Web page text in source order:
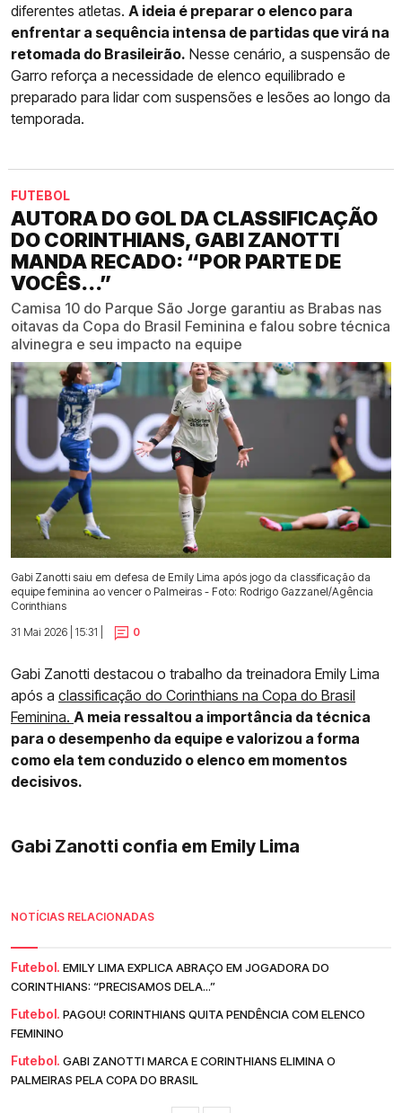
diferentes atletas. A ideia é preparar o elenco para
enfrentar a sequência intensa de partidas que virá na
retomada do Brasileirão. Nesse cenário, a suspensão de
Garro reforça a necessidade de elenco equilibrado e
preparado para lidar com suspensões e lesões ao longo da
temporada.
FUTEBOL
AUTORA DO GOL DA CLASSIFICAÇÃO
DO CORINTHIANS, GABI ZANOTTI
MANDA RECADO: “POR PARTE DE
VOCÊS...”
Camisa 10 do Parque São Jorge garantiu as Brabas nas
oitavas da Copa do Brasil Feminina e falou sobre técnica
alvinegra e seu impacto na equipe
Gabi Zanotti saiu em defesa de Emily Lima após jogo da classificação da
equipe feminina ao vencer o Palmeiras - Foto: Rodrigo Gazzanel/Agência
Corinthians
31 Mai 2026 | 15:31 |
0
Gabi Zanotti destacou o trabalho da treinadora Emily Lima
após a classificação do Corinthians na Copa do Brasil
Feminina. A meia ressaltou a importância da técnica
para o desempenho da equipe e valorizou a forma
como ela tem conduzido o elenco em momentos
decisivos.
Gabi Zanotti confia em Emily Lima
NOTÍCIAS RELACIONADAS
Futebol. EMILY LIMA EXPLICA ABRAÇO EM JOGADORA DO
CORINTHIANS: “PRECISAMOS DELA...”
Futebol. PAGOU! CORINTHIANS QUITA PENDÊNCIA COM ELENCO
FEMININO
Futebol. GABI ZANOTTI MARCA E CORINTHIANS ELIMINA O
PALMEIRAS PELA COPA DO BRASIL